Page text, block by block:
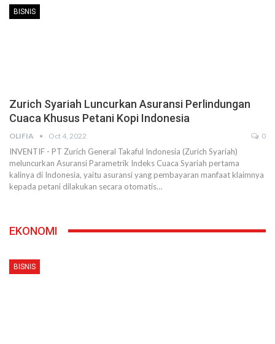
BISNIS
Zurich Syariah Luncurkan Asuransi Perlindungan
Cuaca Khusus Petani Kopi Indonesia
OLIFIA Oct 4, 2022 0
INVENTIF - PT Zurich General Takaful Indonesia (Zurich Syariah)
meluncurkan Asuransi Parametrik Indeks Cuaca Syariah pertama
kalinya di Indonesia, yaitu asuransi yang pembayaran manfaat klaimnya
kepada petani dilakukan secara otomatis…
EKONOMI
BISNIS